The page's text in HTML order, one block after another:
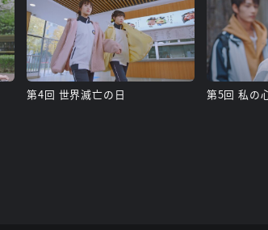
第4回 世界滅亡の日 第5回 私の